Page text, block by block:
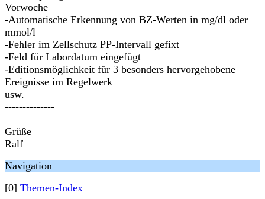
Vorwoche
-Automatische Erkennung von BZ-Werten in mg/dl oder
mmol/l
-Fehler im Zellschutz PP-Intervall gefixt
-Feld für Labordatum eingefügt
-Editionsmöglichkeit für 3 besonders hervorgehobene
Ereignisse im Regelwerk
usw.
--------------
Grüße
Ralf
Navigation
[0] Themen-Index